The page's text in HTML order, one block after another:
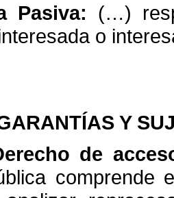
Pasiva: (…)
o
Y
de
comprende